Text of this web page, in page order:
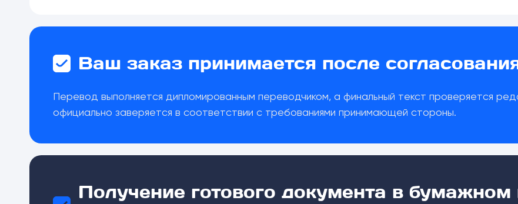
Ваш заказ принимается после
Перевод выполняется дипломированным переводчиком, а финальный текст проверяется
официально заверяется в соответствии с требованиями принимающей стороны.
Получение готового документа в